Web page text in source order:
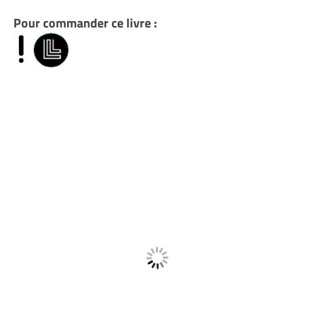
Pour commander ce livre :